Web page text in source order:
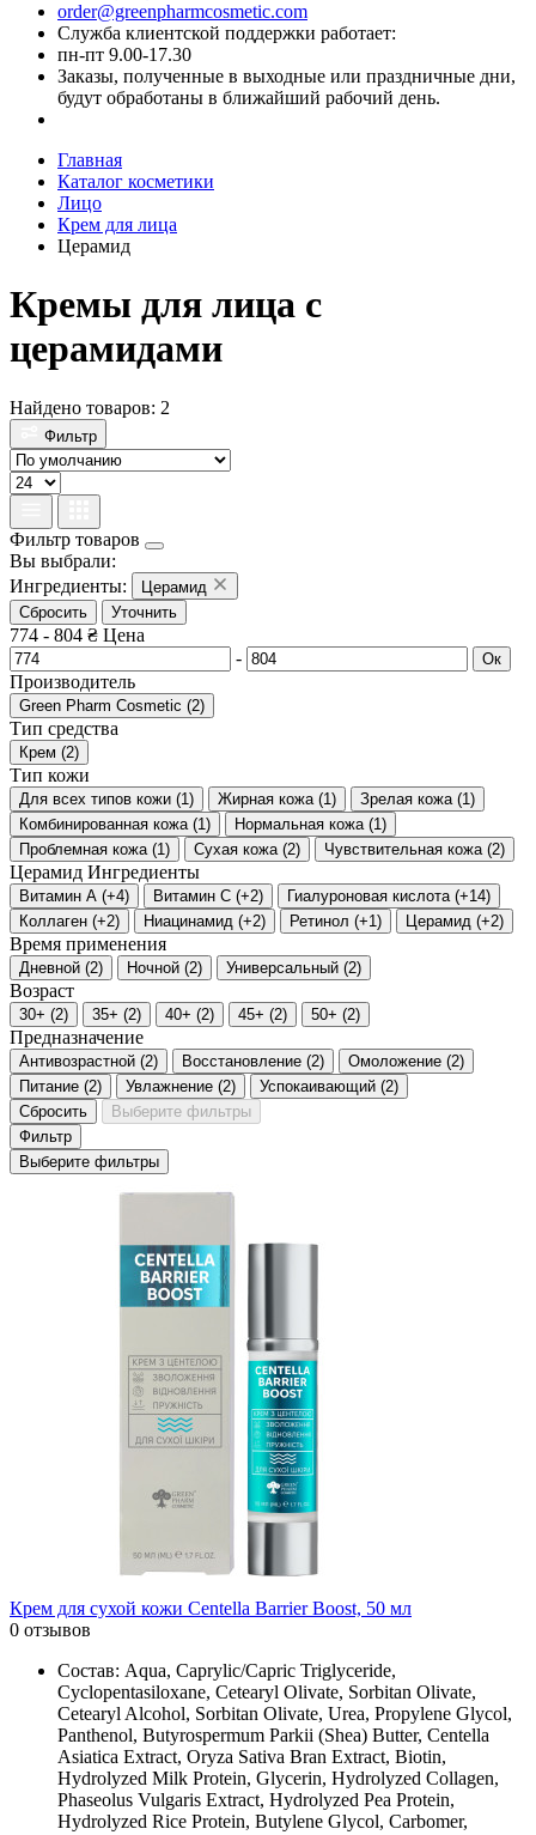
order@greenpharmcosmetic.com
Служба клиентской поддержки работает:
пн-пт 9.00-17.30
Заказы, полученные в выходные или праздничные дни,
будут обработаны в ближайший рабочий день.
Главная
Каталог косметики
Лицо
Крем для лица
Церамид
Кремы для лица с
церамидами
Найдено товаров: 2
Фильтр
Фильтр товаров
Вы выбрали:
Ингредиенты:
Церамид
Сбросить
Уточнить
774 - 804 ₴ Цена
-
Ок
Производитель
Green Pharm Cosmetic (2)
Тип средства
Крем (2)
Тип кожи
Для всех типов кожи (1 ) Жирная кожа (1 ) Зрелая кожа (1 )
Комбинированная кожа (1 ) Нормальная кожа (1 )
Проблемная кожа (1 ) Сухая кожа (2) Чувствительная кожа (2)
Церамид Ингредиенты
Витамин А (+4) Витамин С (+2) Гиалуроновая кислота (+14)
Коллаген (+2) Ниацинамид (+2) Ретинол (+1 ) Церамид (+2)
Время применения
Дневной (2) Ночной (2) Универсальный (2)
Возраст
30+ (2) 35+ (2) 40+ (2) 45+ (2) 50+ (2)
Предназначение
Антивозрастной (2) Восстановление (2) Омоложение (2)
Питание (2) Увлажнение (2) Успокаивающий (2)
Сбросить
Выберите фильтры
Фильтр
Выберите фильтры
Крем для сухой кожи Centella Barrier Boost, 50 мл
0 отзывов
Состав: Aqua, Caprylic/Capric Triglyceride,
Cyclopentasiloxane, Cetearyl Olivate, Sorbitan Olivate,
Cetearyl Alcohol, Sorbitan Olivate, Urea, Propylene Glycol,
Panthenol, Butyrospermum Parkii (Shea) Butter, Centella
Asiatica Extract, Oryza Sativa Bran Extract, Biotin,
Hydrolyzed Milk Protein, Glycerin, Hydrolyzed Collagen,
Phaseolus Vulgaris Extract, Hydrolyzed Pea Protein,
Hydrolyzed Rice Protein, Butylene Glycol, Carbomer,